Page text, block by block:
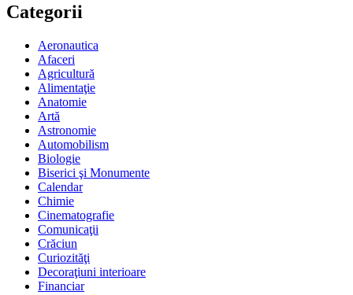
Categorii
Aeronautica
Afaceri
Agricultură
Alimentaţie
Anatomie
Artă
Astronomie
Automobilism
Biologie
Biserici şi Monumente
Calendar
Chimie
Cinematografie
Comunicaţii
Crăciun
Curiozităţi
Decoraţiuni interioare
Financiar